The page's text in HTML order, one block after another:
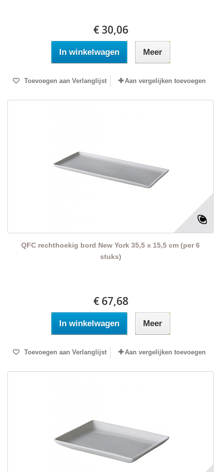
€ 30,06
In winkelwagen Meer
Toevoegen aan Verlanglijst Aan vergelijken toevoegen
QFC rechthoekig bord New York 35,5 x 15,5 cm (per 6
stuks)
€ 67,68
In winkelwagen Meer
Toevoegen aan Verlanglijst Aan vergelijken toevoegen